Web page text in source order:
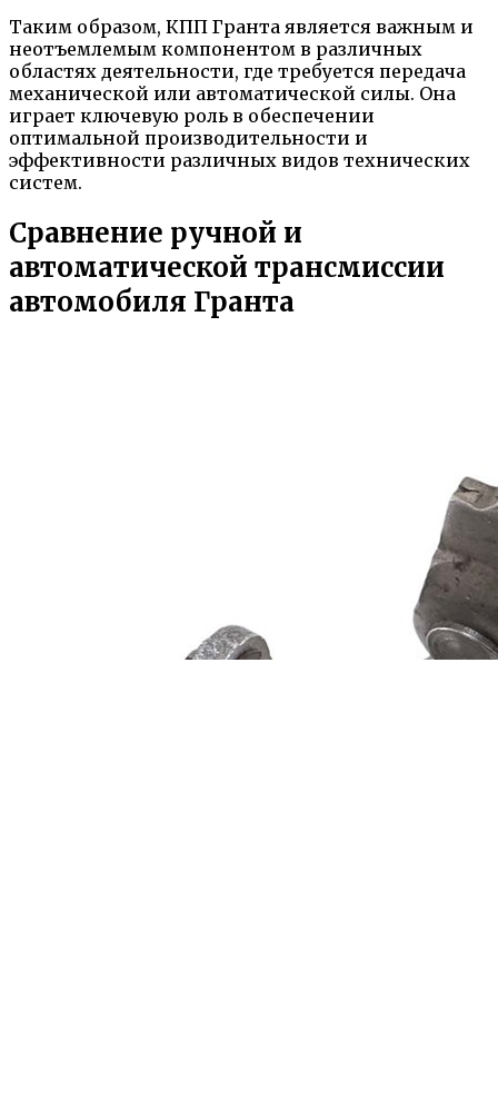
Таким образом, КПП Гранта является важным и
неотъемлемым компонентом в различных
областях деятельности, где требуется передача
механической или автоматической силы. Она
играет ключевую роль в обеспечении
оптимальной производительности и
эффективности различных видов технических
систем.
Сравнение ручной и
автоматической трансмиссии
автомобиля Гранта